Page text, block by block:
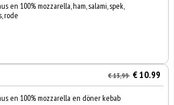
en 100% mozzarella, ham, salami, spek,
rode
€ 13,99 € 10.99
en 100% mozzarella en döner kebab